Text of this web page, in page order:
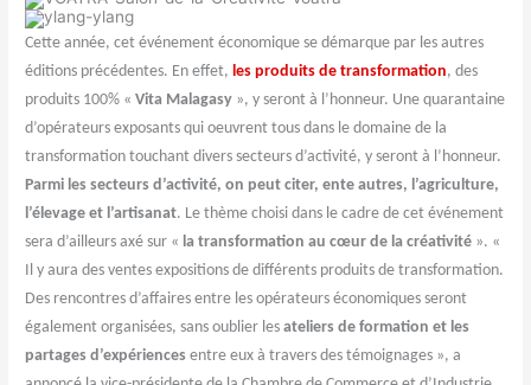
Cette année, cet événement économique se démarque par les autres
éditions précédentes. En effet, les produits de transformation, des
produits 100% « Vita Malagasy », y seront à l’honneur. Une quarantaine
d’opérateurs exposants qui oeuvrent tous dans le domaine de la
transformation touchant divers secteurs d’activité, y seront à l’honneur.
Parmi les secteurs d’activité, on peut citer, ente autres, l’agriculture,
l’élevage et l’artisanat. Le thème choisi dans le cadre de cet événement
sera d’ailleurs axé sur « la transformation au cœur de la créativité ». «
Il y aura des ventes expositions de différents produits de transformation.
Des rencontres d’affaires entre les opérateurs économiques seront
également organisées, sans oublier lesateliers de formation et les
partages d’expériences entre eux à travers des témoignages », a